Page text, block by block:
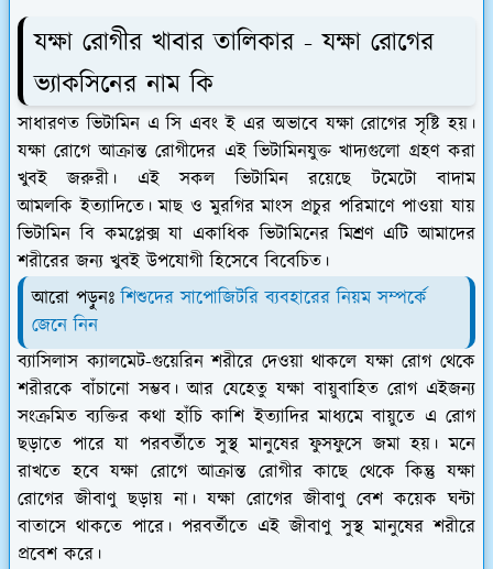
যক্ষা রোগীর খাবার তালিকার - যক্ষা রোগের
ভ্যাকসিনের নাম কি
সাধারণত ভিটামিন এ সি এবং ই এর অভাবে যক্ষা রোগের সৃষ্টি হয়।
যক্ষা রোগে আক্রান্ত রোগীদের এই ভিটামিনযুক্ত খাদ্যগুলো গ্রহণ করা
খুবই জরুরী। এই সকল ভিটামিন রয়েছে টমেটো বাদাম
আমলকি ইত্যাদিতে। মাছ ও মুরগির মাংস প্রচুর পরিমাণে পাওয়া যায়
ভিটামিন বি কমপ্লেক্স যা একাধিক ভিটামিনের মিশ্রণ এটি আমাদের
শরীরের জন্য খুবই উপযোগী হিসেবে বিবেচিত।
আরো পড়ুনঃশিশুদের সাপোজিটরি ব্যবহারের নিয়ম সম্পর্কে
জেনে নিন
ব্যাসিলাস ক্যালমেট-গুয়েরিন শরীরে দেওয়া থাকলে যক্ষা রোগ থেকে
শরীরকে বাঁচানো সম্ভব। আর যেহেতু যক্ষা বায়ুবাহিত রোগ এইজন্য
সংক্রমিত ব্যক্তির কথা হাঁচি কাশি ইত্যাদির মাধ্যমে বায়ুতে এ রোগ
ছড়াতে পারে যা পরবর্তীতে সুস্থ মানুষের ফুসফুসে জমা হয়। মনে
রাখতে হবে যক্ষা রোগে আক্রান্ত রোগীর কাছে থেকে কিন্তু যক্ষা
রোগের জীবাণু ছড়ায় না। যক্ষা রোগের জীবাণু বেশ কয়েক ঘন্টা
বাতাসে থাকতে পারে। পরবর্তীতে এই জীবাণু সুস্থ মানুষের শরীরে
প্রবেশ করে।